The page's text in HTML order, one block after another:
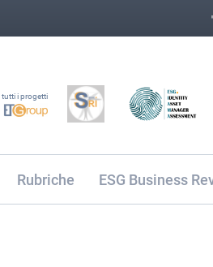
tutti i progetti
Rubriche ESG Business